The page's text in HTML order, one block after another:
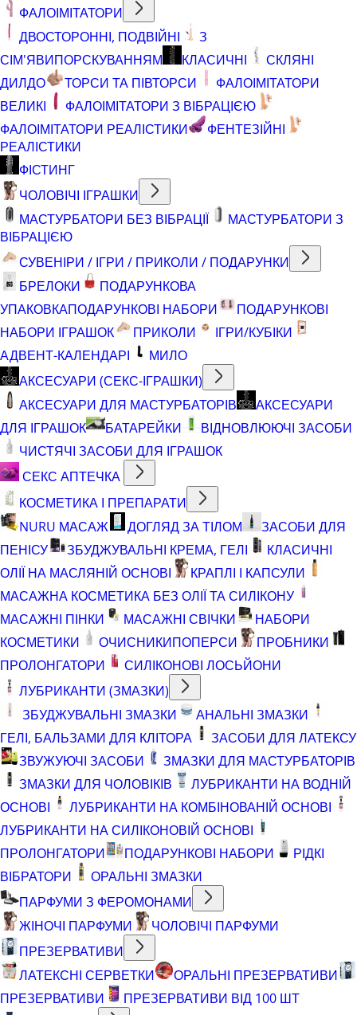
ФАЛОІМІТАТОРИ
ДВОСТОРОННІ, ПОДВІЙНІ
З
СІМ'ЯВИПОРСКУВАННЯМ
КЛАСИЧНІ
СКЛЯНІ
ДИЛДО
ТОРСИ ТА ПІВТОРСИ
ФАЛОІМІТАТОРИ
ВЕЛИКІ
ФАЛОІМІТАТОРИ З ВІБРАЦІЄЮ
ФАЛОІМІТАТОРИ РЕАЛІСТИКИ
ФЕНТЕЗІЙНІ
РЕАЛІСТИКИ
ФІСТИНГ
ЧОЛОВІЧІ ІГРАШКИ
МАСТУРБАТОРИ БЕЗ ВІБРАЦІЇ
МАСТУРБАТОРИ З
ВІБРАЦІЄЮ
СУВЕНІРИ / ІГРИ / ПРИКОЛИ / ПОДАРУНКИ
БРЕЛОКИ
ПОДАРУНКОВА
УПАКОВКАПОДАРУНКОВІ НАБОРИ
ПОДАРУНКОВІ
НАБОРИ ІГРАШОК
ПРИКОЛИ
ІГРИ/КУБІКИ
АДВЕНТ-КАЛЕНДАРІ
МИЛО
АКСЕСУАРИ (СЕКС-ІГРАШКИ)
АКСЕСУАРИ ДЛЯ МАСТУРБАТОРІВ
АКСЕСУАРИ
ДЛЯ ІГРАШОК
БАТАРЕЙКИ
ВІДНОВЛЮЮЧІ ЗАСОБИ
ЧИСТЯЧІ ЗАСОБИ ДЛЯ ІГРАШОК
СЕКС АПТЕЧКА
КОСМЕТИКА І ПРЕПАРАТИ
NURU МАСАЖ
ДОГЛЯД ЗА ТІЛОМ
ЗАСОБИ ДЛЯ
ПЕНІСУ
ЗБУДЖУВАЛЬНІ КРЕМА, ГЕЛІ
КЛАСИЧНІ
ОЛІЇ НА МАСЛЯНІЙ ОСНОВІ
КРАПЛІ І КАПСУЛИ
МАСАЖНА КОСМЕТИКА БЕЗ ОЛІЇ ТА СИЛІКОНУ
МАСАЖНІ ПІНКИ
МАСАЖНІ СВІЧКИ
НАБОРИ
КОСМЕТИКИ
ОЧИСНИКИПОПЕРСИ
ПРОБНИКИ
ПРОЛОНГАТОРИ
СИЛІКОНОВІ ЛОСЬЙОНИ
ЛУБРИКАНТИ (ЗМАЗКИ)
ЗБУДЖУВАЛЬНІ ЗМАЗКИ
АНАЛЬНІ ЗМАЗКИ
ГЕЛІ, БАЛЬЗАМИ ДЛЯ КЛІТОРА
ЗАСОБИ ДЛЯ ЛАТЕКСУ
ЗВУЖУЮЧІ ЗАСОБИ
ЗМАЗКИ ДЛЯ МАСТУРБАТОРІВ
ЗМАЗКИ ДЛЯ ЧОЛОВІКІВ
ЛУБРИКАНТИ НА ВОДНІЙ
ОСНОВІ
ЛУБРИКАНТИ НА КОМБІНОВАНІЙ ОСНОВІ
ЛУБРИКАНТИ НА СИЛІКОНОВІЙ ОСНОВІ
ПРОЛОНГАТОРИ
ПОДАРУНКОВІ НАБОРИ
РІДКІ
ВІБРАТОРИ
ОРАЛЬНІ ЗМАЗКИ
ПАРФУМИ З ФЕРОМОНАМИ
ЖІНОЧІ ПАРФУМИ
ЧОЛОВІЧІ ПАРФУМИ
ПРЕЗЕРВАТИВИ
ЛАТЕКСНІ СЕРВЕТКИ
ОРАЛЬНІ ПРЕЗЕРВАТИВИ
ПРЕЗЕРВАТИВИ
ПРЕЗЕРВАТИВИ ВІД 100 ШТ